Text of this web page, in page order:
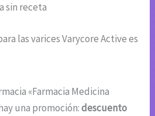
sin receta
las varices Varycore Active es
«Farmacia Medicina
una promoción:descuento